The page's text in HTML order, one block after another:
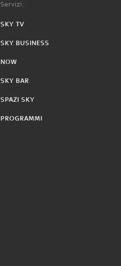
Servizi:
SKY TV
SKY BUSINESS
NOW
SKY BAR
SPAZI SKY
PROGRAMMI